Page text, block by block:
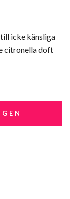
icke känsliga
citronella doft